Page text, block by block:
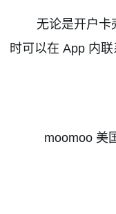
无论是开户卡
时可以在 App 内
moomoo 美